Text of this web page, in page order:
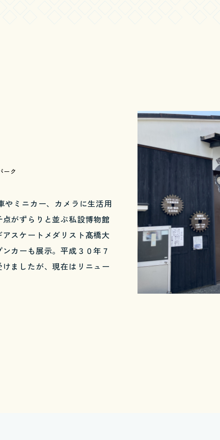
ーク
やミニカー、カメラに生活用
がずらりと並ぶ私設博物館
スケートメダリスト髙橋大
カーも展示。平成３０年７
ましたが、現在はリニュー